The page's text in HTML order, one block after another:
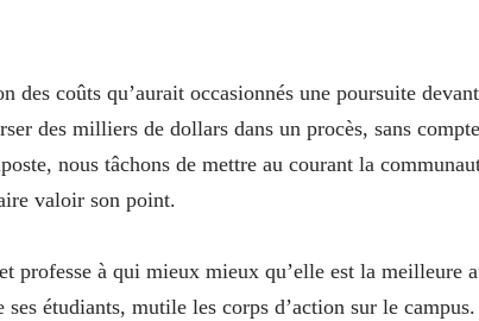
des coûts qu’aurait occasionnés une poursuite devant
des milliers de dollars dans un procès, sans
nous tâchons de mettre au courant la
valoir son point.
professe à qui mieux mieux qu’elle est la meilleure
étudiants, mutile les corps d’action sur le campus.